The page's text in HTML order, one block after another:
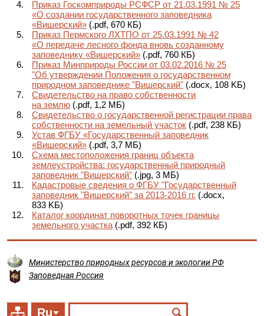
Приказ Госкомприроды РСФСР от 21.03.1991 № 25
«О создании государственного заповедника
«Вишерский» (.pdf, 670 КБ)
Приказ Пермского ЛХТПО от 25.03.1991 № 42
«О передаче лесного фонда вновь созданному
заповеднику «Вишерский» (.pdf, 760 КБ)
Приказ Минприроды России от 03.02.2016 № 25
"Об утверждении Положения о государственном
природном заповеднике "Вишерский" (.docx, 108 KБ)
Свидетельство на право собственности
на землю (.pdf, 1,2 МБ)
Свидетельство о государственной регистрации права
собственности на земельный участок (.pdf, 238 КБ)
Устав ФГБУ «Государственный заповедник
«Вишерский» (.pdf, 3,7 МБ)
Схема местоположения границ объекта
землеустройства: государственный природный
заповедник "Вишерский" (.jpg, 3 МБ)
Кадастровые сведения о ФГБУ "Государственный
заповедник "Вишерский" за 2013-2016 гг. (.docx,
833 KБ)
Каталог координат поворотных точек границы
земельного участка (.pdf, 392 КБ)
Министерство природных ресурсов и экологии РФ
Заповедная Россия
Ru